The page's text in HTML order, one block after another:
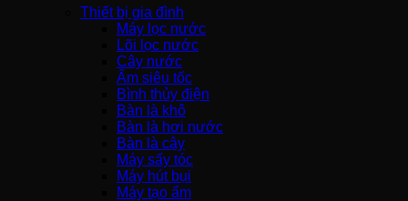
Thiết bị gia đình
Máy lọc nước
Lõi lọc nước
Cây nước
Ấm siêu tốc
Bình thủy điện
Bàn là khô
Bàn là hơi nước
Bàn là cây
Máy sấy tóc
Máy hút bụi
Máy tạo ẩm